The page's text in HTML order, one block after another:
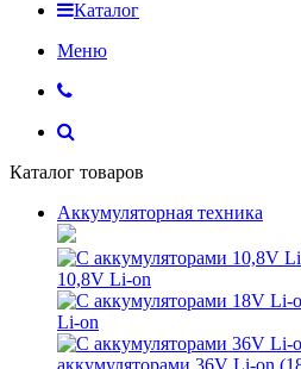
Каталог
Меню
Каталог товаров
Аккумуляторная техника
10,8V Li-on
Li-on
аккумуляторами 36V Li-on